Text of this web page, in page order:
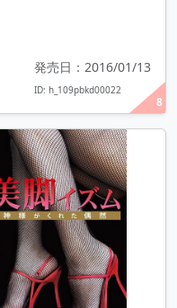
8
発売日：2016/01/13
ID: h_109pbkd00022